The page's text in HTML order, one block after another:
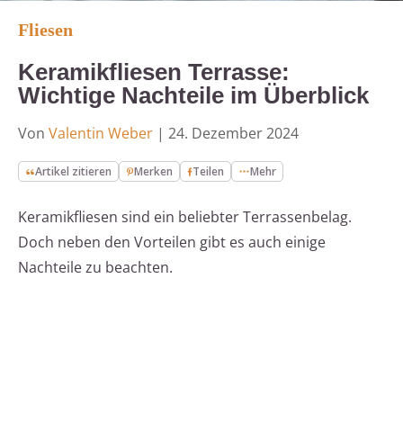
Fliesen
Keramikfliesen Terrasse:
Wichtige Nachteile im Überblick
Von Valentin Weber | 24. Dezember 2024
Artikel zitieren Merken Teilen Mehr
Keramikfliesen sind ein beliebter Terrassenbelag.
Doch neben den Vorteilen gibt es auch einige
Nachteile zu beachten.